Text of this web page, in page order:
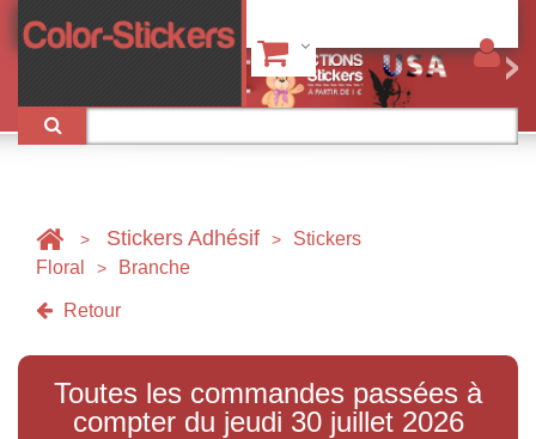
> Stickers Adhésif >
Stickers
Floral
> Branche
Retour
Toutes les commandes passées à
compter du jeudi 30 juillet 2026